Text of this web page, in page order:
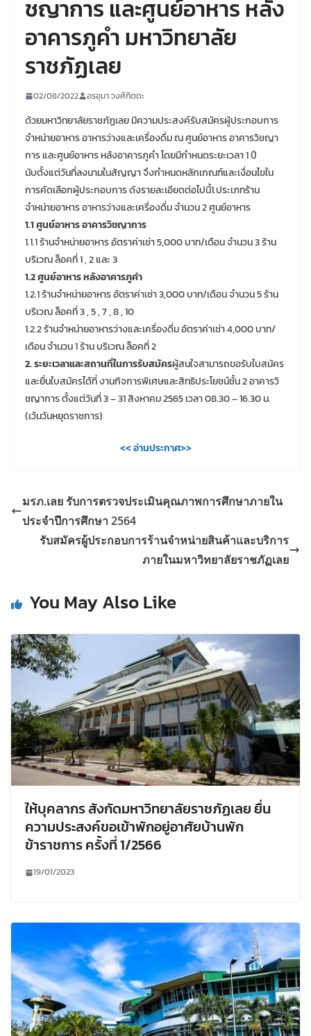
ชญาการ และศูนย์อาหาร หลัง
อาคารภูคำ มหาวิทยาลัย
ราชภัฏเลย
02/08/2022 อรอุมา วงศ์กิตตะ
ด้วยมหาวิทยาลัยราชภัฏเลย มีความประสงค์รับสมัครผู้ประกอบการ
จำหน่ายอาหาร อาหารว่างและเครื่องดื่ม ณ ศูนย์อาหาร อาคารวิชญา
การ และศูนย์อาหาร หลังอาคารภูคำ โดยมีกำหนดระยะเวลา 1 ปี
นับตั้งแต่วันที่ลงนามในสัญญา จึงกำหนดหลักเกณฑ์และเงื่อนไขใน
การคัดเลือกผู้ประกอบการ ดังรายละเอียดต่อไปนี้1.ประเภทร้าน
จำหน่ายอาหาร อาหารว่างและเครื่องดื่ม จำนวน 2 ศูนย์อาหาร
1.1 ศูนย์อาหาร อาคารวิชญาการ
1.1.1 ร้านจำหน่ายอาหาร อัตราค่าเช่า 5,000 บาท/เดือน จำนวน 3 ร้าน
บริเวณ ล็อคที่ 1 , 2 และ 3
1.2 ศูนย์อาหาร หลังอาคารภูคำ
1.2.1 ร้านจำหน่ายอาหาร อัตราค่าเช่า 3,000 บาท/เดือน จำนวน 5 ร้าน
บริเวณ ล็อคที่ 3 , 5 , 7 , 8 , 10
1.2.2 ร้านจำหน่ายอาหารว่างและเครื่องดื่ม อัตราค่าเช่า 4,000 บาท/
เดือน จำนวน 1 ร้าน บริเวณ ล็อคที่ 2
2. ระยะเวลาและสถานที่ในการรับสมัครผู้สนใจสามารถขอรับใบสมัคร
และยื่นใบสมัครได้ที่ งานกิจการพิเศษและสิทธิประโยชน์ชั้น 2 อาคารวิ
ชญาการ ตั้งแต่วันที่ 3 – 31 สิงหาคม 2565 เวลา 08.30 – 16.30 น.
(เว้นวันหยุดราชการ)
<< อ่านประกาศ>>
มรภ.เลย รับการตรวจประเมินคุณภาพการศึกษาภายใน
ประจำปีการศึกษา 2564
รับสมัครผู้ประกอบการร้านจำหน่ายสินค้าและบริการ
ภายในมหาวิทยาลัยราชภัฏเลย
You May Also Like
ให้บุคลากร สังกัดมหาวิทยาลัยราชภัฏเลย ยื่น
ความประสงค์ขอเข้าพักอยู่อาศัยบ้านพัก
ข้าราชการ ครั้งที่ 1/2566
19/01/2023